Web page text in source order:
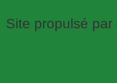
Site propulsé par